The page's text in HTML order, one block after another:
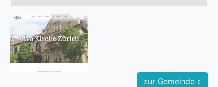
zur Gemeinde »